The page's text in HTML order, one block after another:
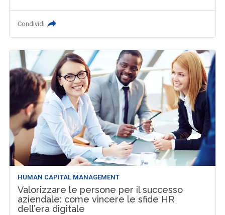
Condividi
HUMAN CAPITAL MANAGEMENT
Valorizzare le persone per il successo
aziendale: come vincere le sfide HR
dell’era digitale